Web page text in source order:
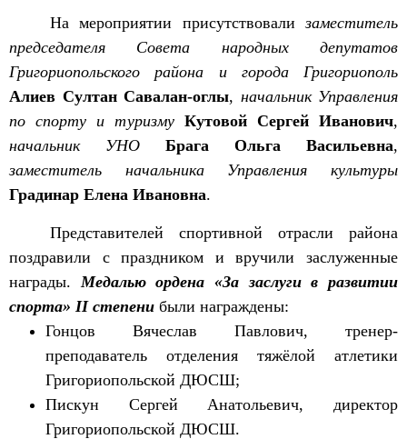
На мероприятии присутствовализаместитель
председателя Совета народных депутатов
Григориопольского района и города Григориополь
Алиев Султан Савалан-оглы, начальник Управления
по спорту и туризму Кутовой Сергей Иванович,
начальник УНО
Брага Ольга Васильевна,
заместитель начальника Управления культуры
Градинар Елена Ивановна.
Представителей спортивной отрасли района
поздравили с праздником и вручили заслуженные
награды. Медалью ордена «За заслуги в развитии
спорта» II степени были награждены:
Гонцов Вячеслав Павлович, тренер-
преподаватель отделения тяжёлой атлетики
Григориопольской ДЮСШ;
Пискун Сергей Анатольевич, директор
Григориопольской ДЮСШ.